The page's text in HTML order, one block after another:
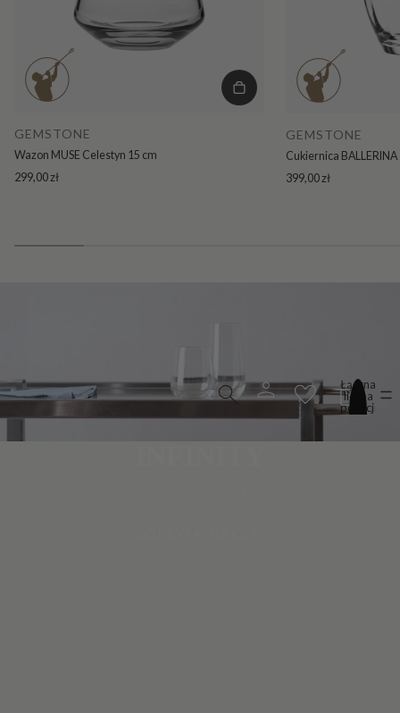
Łączna
liczba
pozycji
w
GEMSTONE
Wazon MUSE Celestyn 15 cm
299,00 zł
GEMSTONE
Cukiernica BALLERINA
399,00 zł